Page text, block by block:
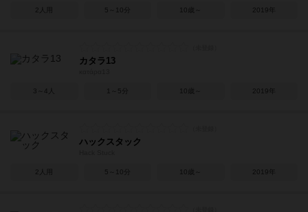
2人用 5～10分 10歳～ 2019年
カタラ13
3～4人 1～5分 10歳～ 2019年
ハックスタック
2人用 5～10分 10歳～ 2019年